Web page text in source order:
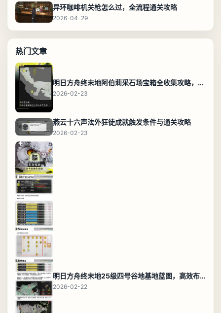
异环咖啡机关枪怎么过，全流程通关攻略
2026-04-29
热门文章
明日方舟终末地阿伯莉采石场宝箱全收集攻略，全点位分布图与路线
2026-02-23
燕云十六声法外狂徒成就触发条件与通关攻略
2026-02-23
明日方舟终末地25级四号谷地基地蓝图，高效布局规划
2026-02-22